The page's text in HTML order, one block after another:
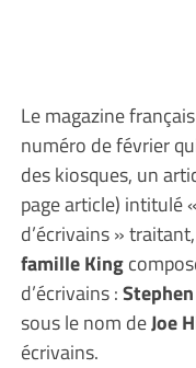
Le magazine
numéro de février
des kiosques, un
page article) intitulé «
d’écrivains »
famille King
d’écrivains :
sous le nom deJoe
écrivains.